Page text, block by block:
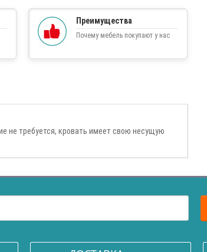
Преимущества
Почему мебель покупают у нас
не требуется, кровать имеет свою несущую